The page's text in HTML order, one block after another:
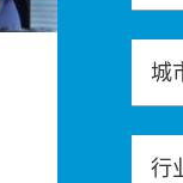
城
行